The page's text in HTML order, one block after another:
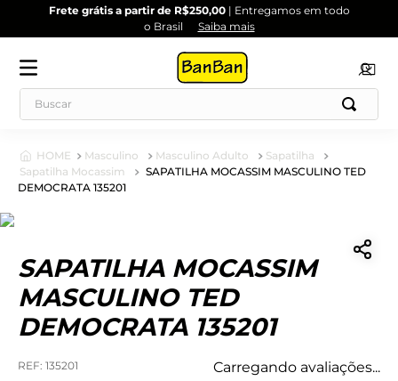
Frete grátis a partir de R$250,00| Entregamos em todo
o Brasil
Saiba mais
Masculino Masculino Adulto
Sapatilha
Sapatilha Mocassim
SAPATILHA MOCASSIM MASCULINO TED
DEMOCRATA 135201
SAPATILHA MOCASSIM
MASCULINO TED
DEMOCRATA 135201
: 135201 Carregando avaliações...